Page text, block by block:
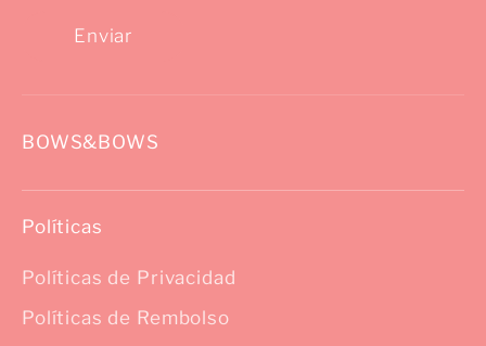
Enviar
BOWS&BOWS
Políticas
Políticas de Privacidad
Políticas de Rembolso